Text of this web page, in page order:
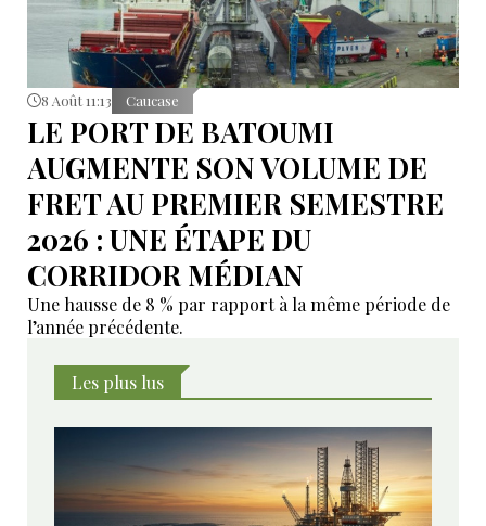
8 Août 11:13 Caucase
LE PORT DE BATOUMI
AUGMENTE SON VOLUME DE
FRET AU PREMIER SEMESTRE
2026 : UNE ÉTAPE DU
CORRIDOR MÉDIAN
Une hausse de 8 % par rapport à la même période de
l’année précédente.
Les plus lus